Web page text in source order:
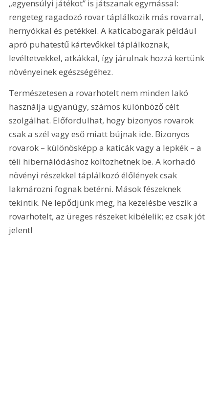
„egyensúlyi játékot” is játszanak egymással:
rengeteg ragadozó rovar táplálkozik más rovarral,
hernyókkal és petékkel. A katicabogarak például
apró puhatestű kártevőkkel táplálkoznak,
levéltetvekkel, atkákkal, így járulnak hozzá kertünk
növényeinek egészségéhez.
Természetesen a rovarhotelt nem minden lakó
használja ugyanúgy, számos különböző célt
szolgálhat. Előfordulhat, hogy bizonyos rovarok
csak a szél vagy eső miatt bújnak ide. Bizonyos
rovarok – különösképp a katicák vagy a lepkék – a
téli hibernálódáshoz költözhetnek be. A korhadó
növényi részekkel táplálkozó élőlények csak
lakmározni fognak betérni. Mások fészeknek
tekintik. Ne lepődjünk meg, ha kezelésbe veszik a
rovarhotelt, az üreges részeket kibélelik; ez csak jót
jelent!